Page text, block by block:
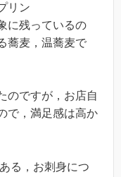
リン
に残っているの
蕎麦，温蕎麦で
のですが，お店自
で，満足感は高か
る，お刺身につ